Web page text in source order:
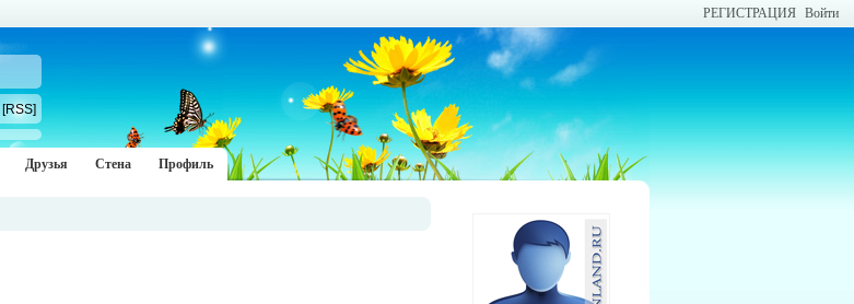
РЕГИСТРАЦИЯ Войти
[RSS]
Друзья Стена Профиль